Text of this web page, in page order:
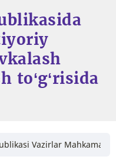
to‘g‘risida